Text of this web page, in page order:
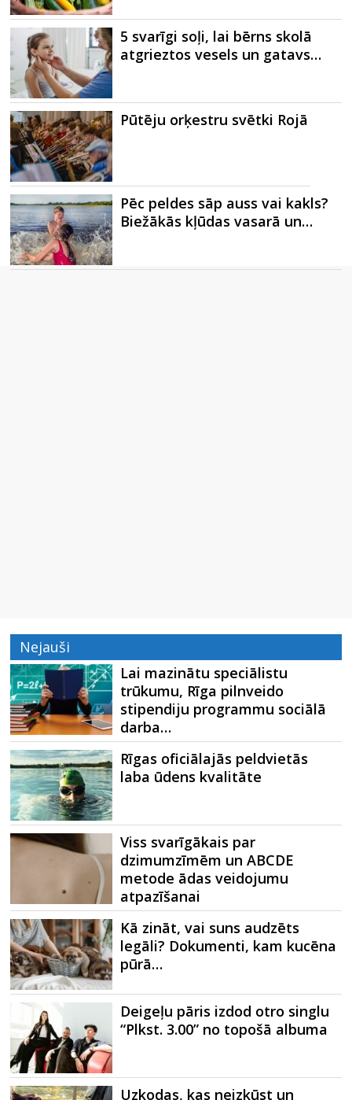
5 svarīgi soļi, lai bērns skolā
atgrieztos vesels un gatavs…
Pūtēju orķestru svētki Rojā
Pēc peldes sāp auss vai kakls?
Biežākās kļūdas vasarā un…
Nejauši
Lai mazinātu speciālistu
trūkumu, Rīga pilnveido
stipendiju programmu sociālā
darba…
Rīgas oficiālajās peldvietās
laba ūdens kvalitāte
Viss svarīgākais par
dzimumzīmēm un ABCDE
metode ādas veidojumu
atpazīšanai
Kā zināt, vai suns audzēts
legāli? Dokumenti, kam kucēna
pūrā…
Deigeļu pāris izdod otro singlu
“Plkst. 3.00” no topošā albuma
Uzkodas, kas neizkūst un